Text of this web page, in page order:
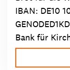
IBAN: DE10
Bank für